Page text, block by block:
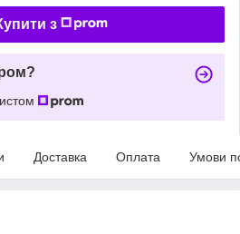
з
Доставка Оплата Умови